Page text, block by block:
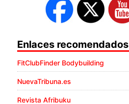
Enlaces recomendados
FitClubFinder Bodybuilding
NuevaTribuna.es
Revista Afribuku